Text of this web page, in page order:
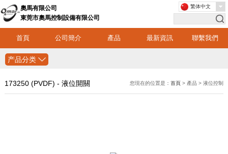
奧馬有限公司
東莞市奧馬控制設備有限公司
首頁 公司簡介 產品 最新資訊 聯繫我們
繁体中文
产品分类
173250 (PVDF) - 液位開關 您現在的位置是：首頁 > 產品 > 液位控制